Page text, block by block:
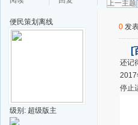
上一主题
便民策划 离线
级别: 超级版主
0 发
[
还记
2017
停止